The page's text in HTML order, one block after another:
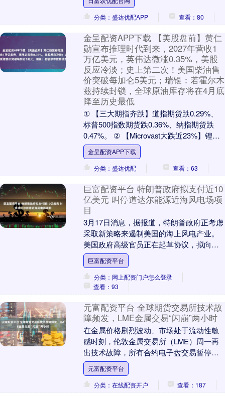
海湾国家面临现金....
分类：盛达优配APP
查看：80
金呈配资APP下载 【美股盘前】黄仁
勋宣布推理时代到来，2027年营收1
万亿美元，英伟达微涨0.35%，美股
反应冷淡；史上第二次！美国柴油售
价突破每加仑5美元；瑞银：若霍尔木
兹持续封锁，全球原油库存将在4月底
降至历史最低
① 【三大期指齐跌】道指期货跌0.29%、
标普500指数期货跌0.36%、纳指期货跌
0.47%。 ② 【Microvast大跌近23%】锂电
池公司Microva....
金呈配资APP下载
分类：盛达优配
查看：63
巨富配资平台 特朗普政府拟支付近10
亿美元 叫停道达尔能源近海风电场项
目
3月17日消息，据报道，特朗普政府正考虑
采取新策略来遏制美国的海上风电产业。
美国政府高级官员正在起草协议，拟向道
达尔能源支付近10亿美元。根据拟议和解
条款，内政....
巨富配资平台
分类：网上配资门户怎么登录
查看：93
元富配资平台 全球期货交易所技术故
障频发，LME金属交易“闪崩”两小时
在金属价格剧烈波动、市场处于流动性敏
感时刻，伦敦金属交易所（LME）周一再
出技术故障，所有合约电子盘交易暂停超
过两小时。 这是继今年1月30日电子交易
开盘推迟一....
元富配资平台
分类：在线配资开户
查看：187